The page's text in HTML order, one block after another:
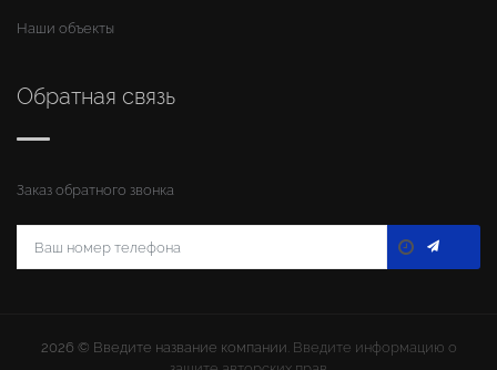
Наши объекты
Обратная связь
Заказ обратного звонка
2026 © Введите название компании. Введите информацию о